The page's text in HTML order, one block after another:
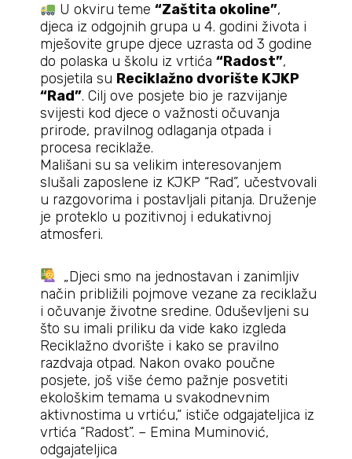
U okviru teme“Zaštita okoline”,
djeca iz odgojnih grupa u 4. godini života i
mješovite grupe djece uzrasta od 3 godine
do polaska u školu iz vrtića “Radost”,
posjetila su Reciklažno dvorište KJKP
“Rad”. Cilj ove posjete bio je razvijanje
svijesti kod djece o važnosti očuvanja
prirode, pravilnog odlaganja otpada i
procesa reciklaže.
Mališani su sa velikim interesovanjem
slušali zaposlene iz KJKP “Rad”, učestvovali
u razgovorima i postavljali pitanja. Druženje
je proteklo u pozitivnoj i edukativnoj
atmosferi.
„Djeci smo na jednostavan i zanimljiv
način približili pojmove vezane za reciklažu
i očuvanje životne sredine. Oduševljeni su
što su imali priliku da vide kako izgleda
Reciklažno dvorište i kako se pravilno
razdvaja otpad. Nakon ovako poučne
posjete, još više ćemo pažnje posvetiti
ekološkim temama u svakodnevnim
aktivnostima u vrtiću,“ ističe odgajateljica iz
vrtića “Radost”. – Emina Muminović,
odgajateljica